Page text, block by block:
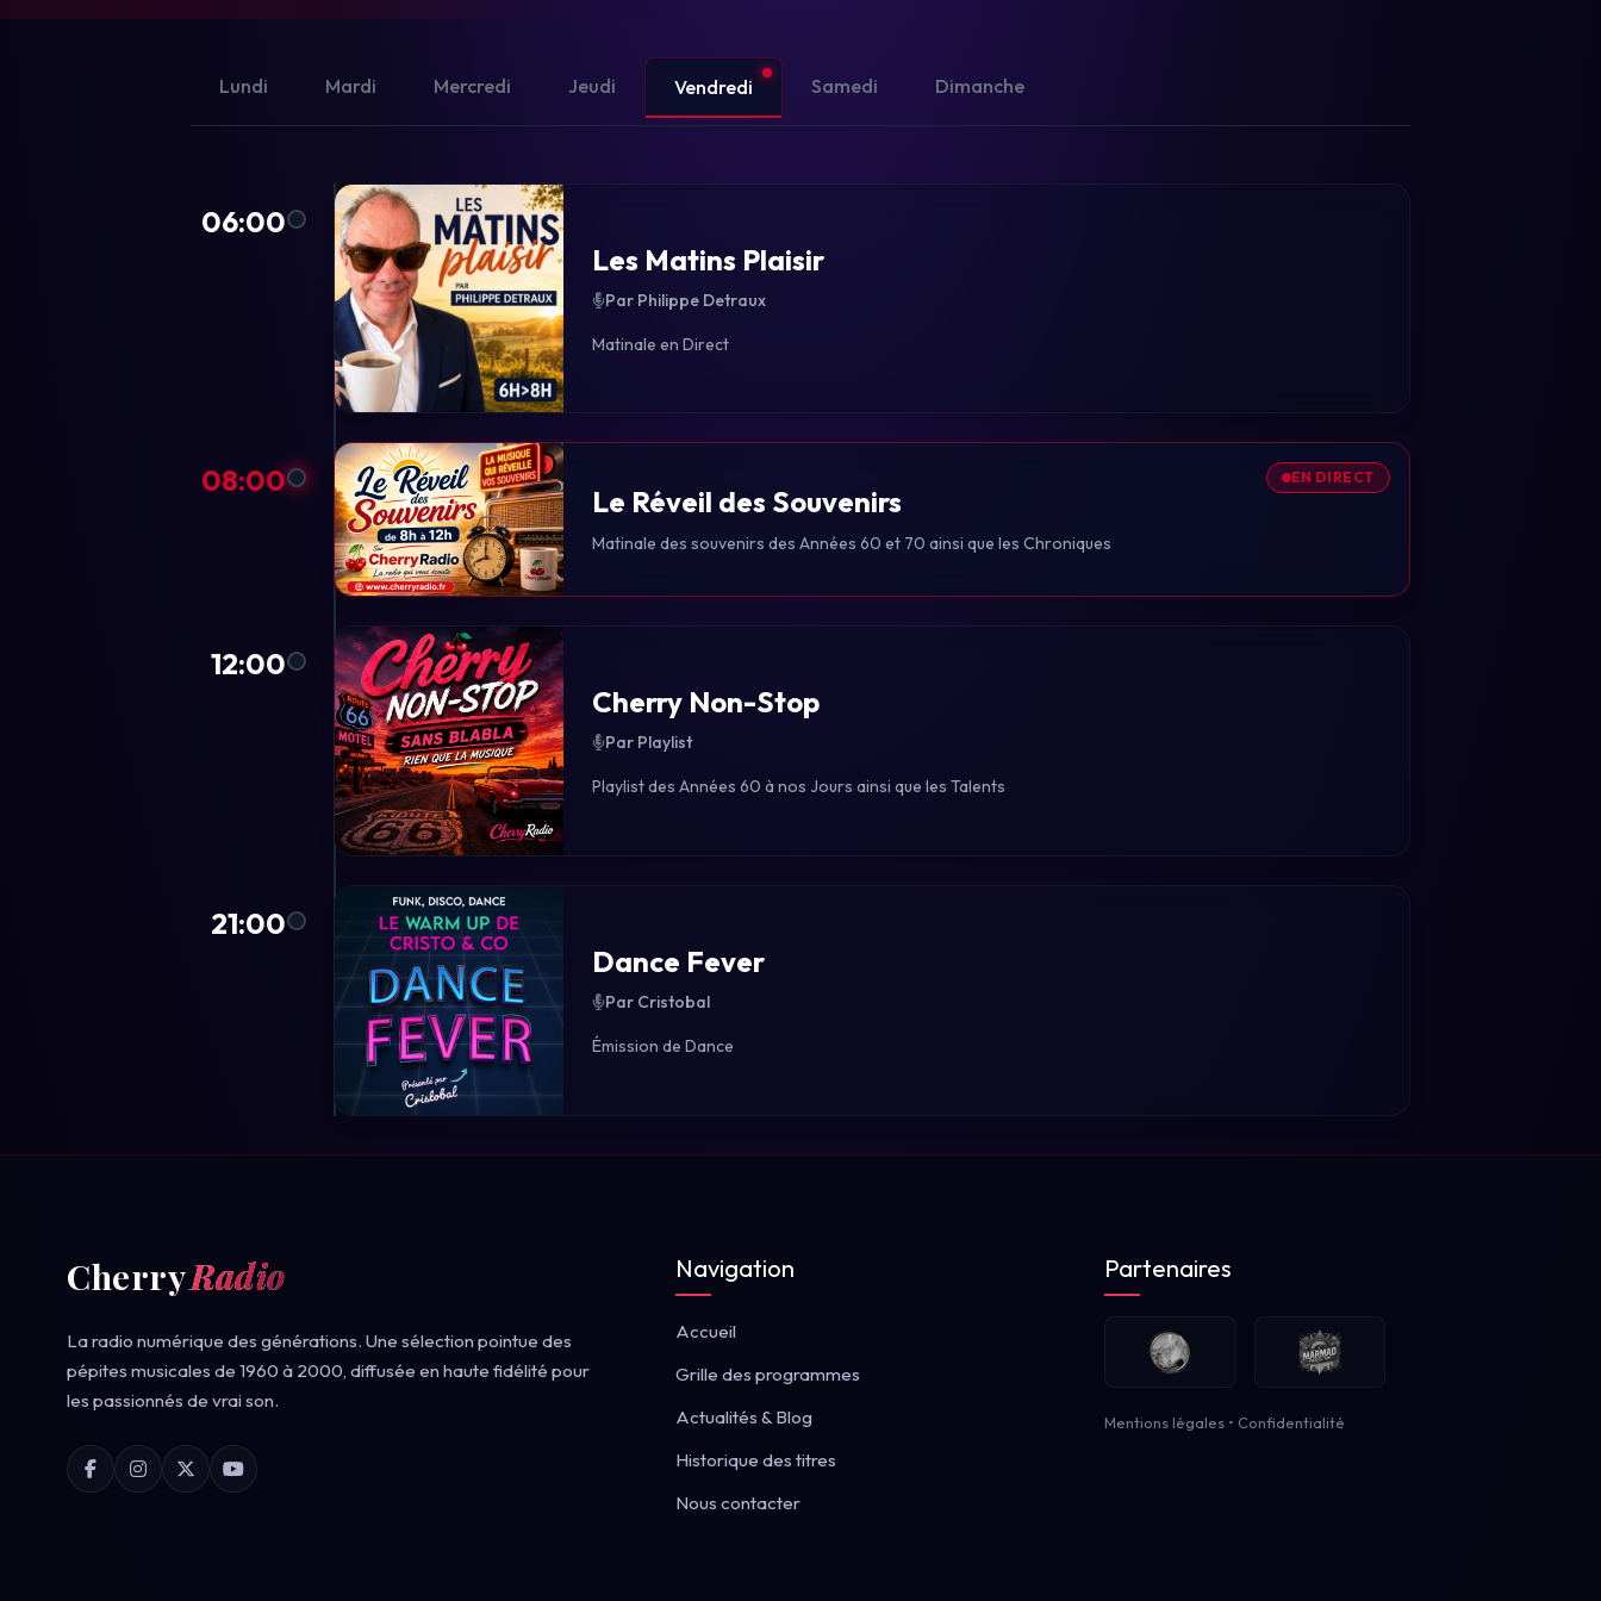
Lundi Mardi Mercredi Jeudi Vendredi Samedi Dimanche
06:00
Les Matins Plaisir
Par Philippe Detraux
Matinale en Direct
08:00 EN DIRECT
Le Réveil des Souvenirs
Matinale des souvenirs des Années 60 et 70 ainsi que les Chroniques
12:00
Cherry Non-Stop
Par Playlist
Playlist des Années 60 à nos Jours ainsi que les Talents
21:00
Dance Fever
Par Cristobal
Émission de Dance
CherryRadio
La radio numérique des générations. Une sélection pointue des
pépites musicales de 1960 à 2000, diffusée en haute fidélité pour
les passionnés de vrai son.
Navigation
Accueil
Grille des programmes
Actualités & Blog
Historique des titres
Nous contacter
Partenaires
Mentions légales • Confidentialité